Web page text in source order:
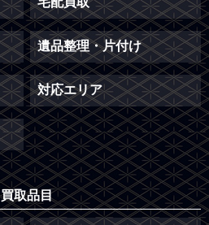
遺品整理・片付け
対応エリア
買取品目